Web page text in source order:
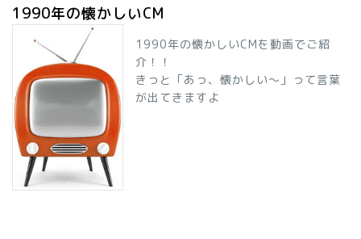
1990年の懐かしいCM
1990年の懐かしいCMを動画でご紹
介！！
きっと「あっ、懐かしい～」って言葉
が出てきますよ